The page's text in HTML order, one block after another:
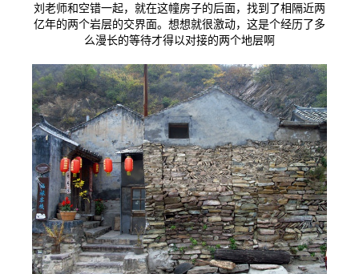
刘老师和空错一起，就在这幢房子的后面，找到了相隔近两
亿年的两个岩层的交界面。想想就很激动，这是个经历了多
么漫长的等待才得以对接的两个地层啊